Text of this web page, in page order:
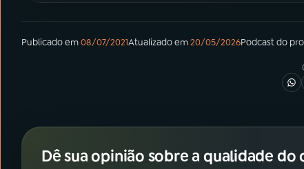
Publicado em08/07/2021Atualizado em20/05/2026Podcastdo
Dê sua opinião sobre a qualidade